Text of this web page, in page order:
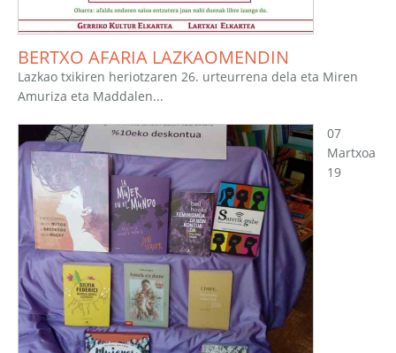
BERTXO AFARIA LAZKAOMENDIN
Lazkao txikiren heriotzaren 26. urteurrena dela eta Miren
Amuriza eta Maddalen...
07
Martxoa
19